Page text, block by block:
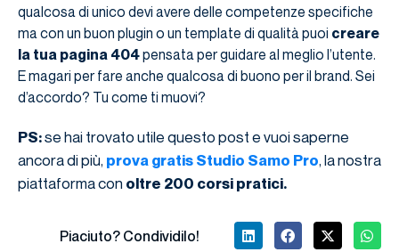
qualcosa di unico devi avere delle competenze specifiche
ma con un buon plugin o un template di qualità puoi creare
la tua pagina 404pensata per guidare al meglio l’utente.
E magari per fare anche qualcosa di buono per il brand. Sei
d’accordo? Tu come ti muovi?
PS:se hai trovato utile questo post e vuoi saperne
ancora di più, prova gratis Studio Samo Pro, la nostra
piattaforma con oltre 200 corsi pratici.
Piaciuto? Condividilo!